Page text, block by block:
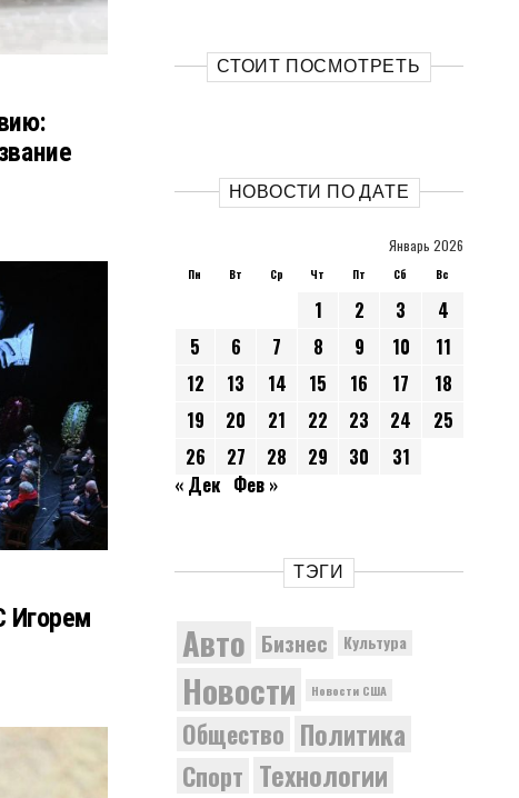
Игорем
СТОИТ ПОСМОТРЕТЬ
НОВОСТИ ПО ДАТЕ
Январь 2026
Пн Вт Ср Чт Пт Сб Вс
1 2 3
4
5
6 7 8 9 10
11
12
13 14 15 16 17
18
19
20 21 22 23 24
25
26
27 28 29 30
31
« Дек Фев »
ТЭГИ
Авто Бизнес Культура
Новости Новости США
Общество Политика
Спорт Технологии